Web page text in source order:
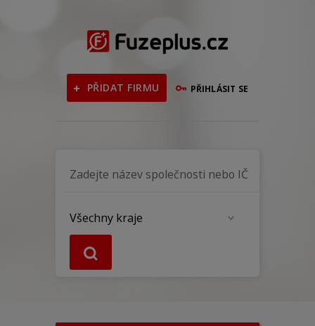
PŘIDAT FIRMU PŘIHLÁSIT SE